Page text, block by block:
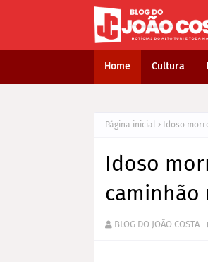
Home Cultura
Página inicial Idoso
Idoso
caminhão
BLOG DO JOÃO COSTA